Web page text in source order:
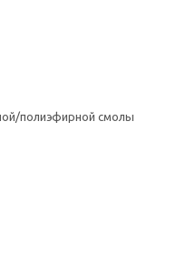
полиэфирной смолы